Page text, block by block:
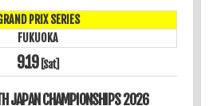
PRIX SERIES
FUKUOKA
9.19 [Sat]
JAPAN CHAMPIONSHIPS 2026